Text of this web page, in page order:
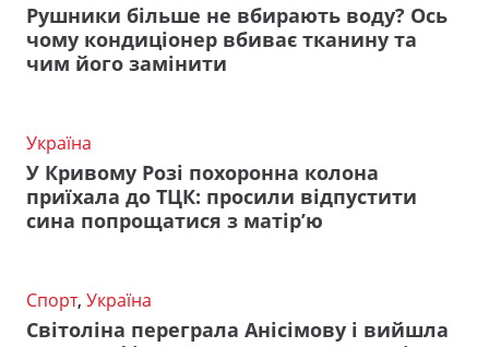
Рушники більше не вбирають воду? Ось
чому кондиціонер вбиває тканину та
чим його замінити
Україна
У Кривому Розі похоронна колона
приїхала до ТЦК: просили відпустити
сина попрощатися з матір’ю
Спорт, Україна
Світоліна переграла Анісімову і вийшла